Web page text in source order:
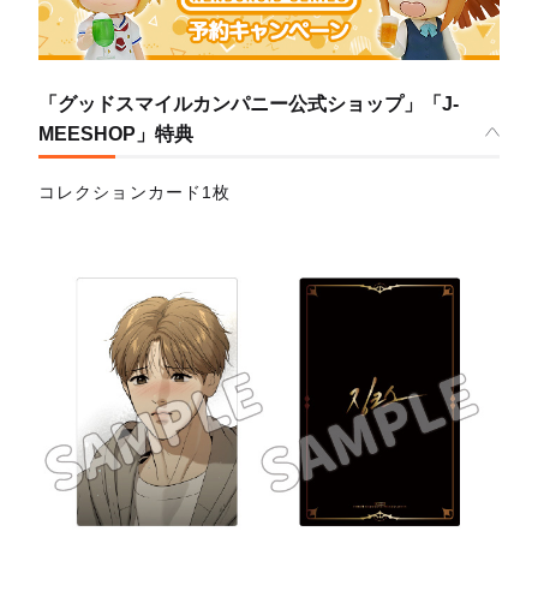
「グッドスマイルカンパニー公式ショップ」「J-
MEESHOP」特典
コレクションカード1枚